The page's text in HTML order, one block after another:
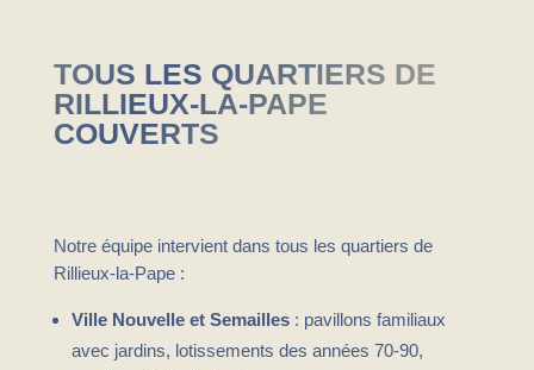
TOUS LES QUARTIERS DE
RILLIEUX-LA-PAPE
COUVERTS
Notre équipe intervient dans tous les quartiers de
Rillieux-la-Pape :
Ville Nouvelle et Semailles: pavillons familiaux
avec jardins, lotissements des années 70-90,